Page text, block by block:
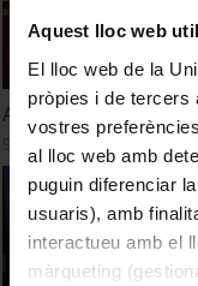
Aquest lloc web
El lloc web de la
pròpies i de tercers
vostres
al lloc web amb
puguin diferenciar
usuaris), amb
interactueu amb el
màrqueting
Acte d'Inauguració
9 setembre, 2022